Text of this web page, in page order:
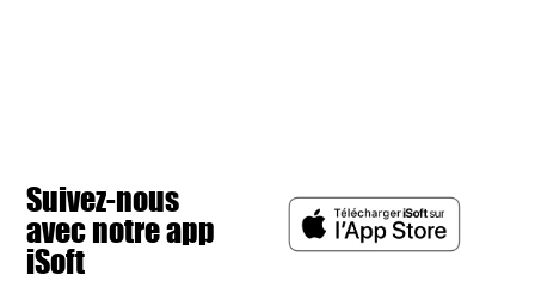
Suivez-nous
avec notre app
iSoft